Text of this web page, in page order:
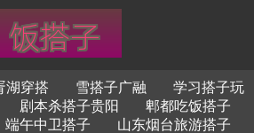
湖穿搭 雪搭子广融
学习搭子玩
剧本杀搭子贵阳
郫都吃饭搭子
端午中卫搭子
山东烟台旅游搭子